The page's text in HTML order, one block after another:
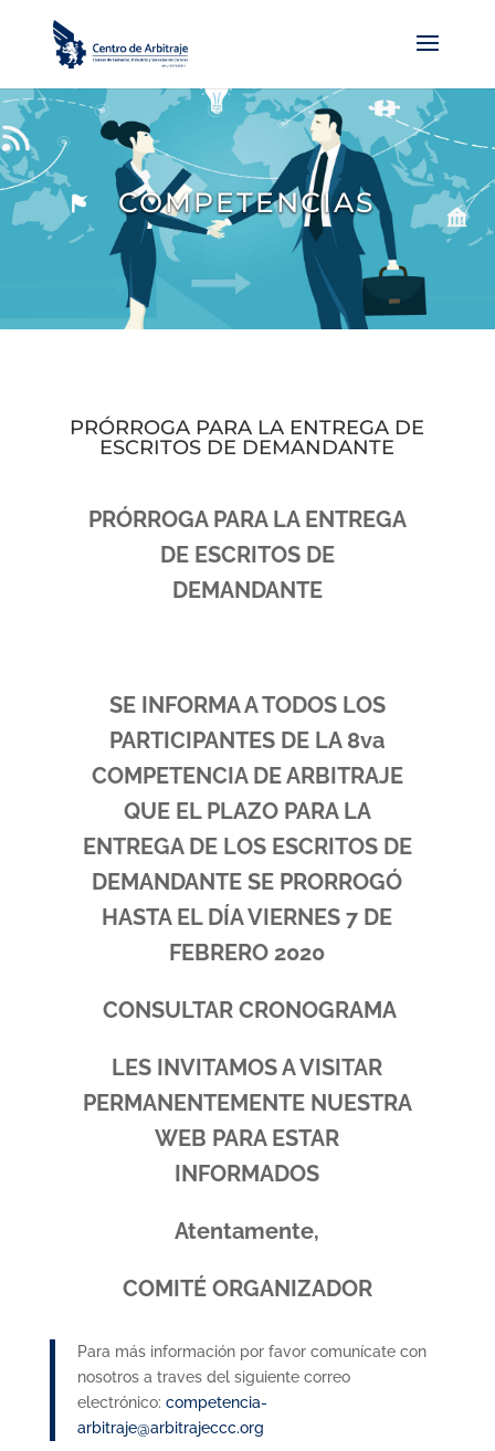
COMPETENCIAS
PRÓRROGA PARA LA ENTREGA DE
ESCRITOS DE DEMANDANTE
PRÓRROGA PARA LA ENTREGA
DE ESCRITOS DE
DEMANDANTE
SE INFORMA A TODOS LOS
PARTICIPANTES DE LA 8va
COMPETENCIA DE ARBITRAJE
QUE EL PLAZO PARA LA
ENTREGA DE LOS ESCRITOS DE
DEMANDANTE SE PRORROGÓ
HASTA EL DÍA VIERNES 7 DE
FEBRERO 2020
CONSULTAR CRONOGRAMA
LES INVITAMOS A VISITAR
PERMANENTEMENTE NUESTRA
WEB PARA ESTAR
INFORMADOS
Atentamente,
COMITÉ ORGANIZADOR
Para más información por favor comunícate con
nosotros a traves del siguiente correo
electrónico: competencia-
arbitraje@arbitrajeccc.org